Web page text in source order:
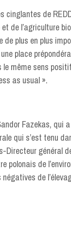
cinglantes de
de l’agriculture
de plus en plus
place
même sens
as usual ».
Fazekas, qui
qui s’est tenu
Directeur général
polonais de
de